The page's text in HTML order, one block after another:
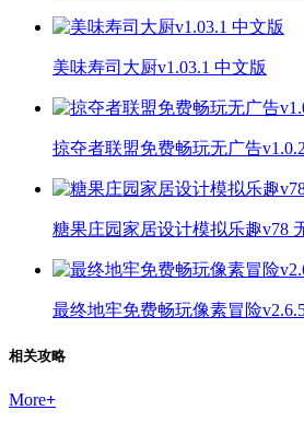
美味寿司大厨v1.03.1 中文版
掠夺者联盟免费畅玩无广告
糖果庄园家居设计模拟乐趣v78
最终地牢免费畅玩像素冒险
相关攻略
More+